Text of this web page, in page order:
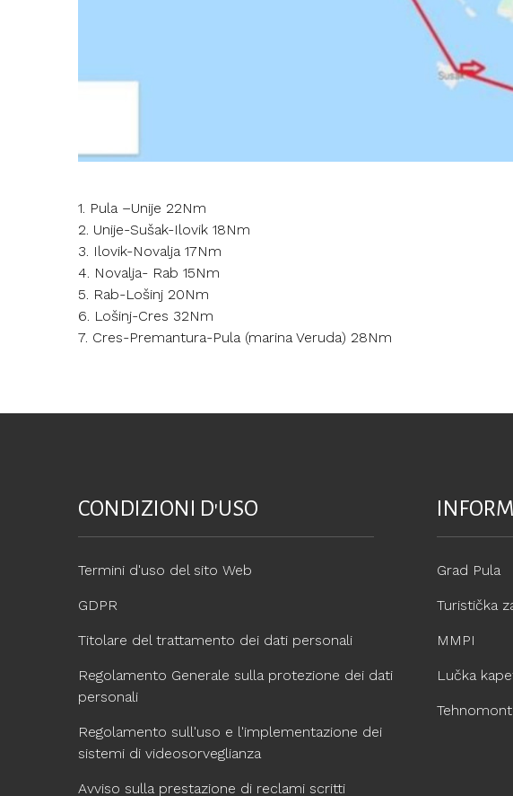
1. Pula –Unije 22Nm
2. Unije-Sušak-Ilovik 18Nm
3. Ilovik-Novalja 17Nm
4. Novalja- Rab 15Nm
5. Rab-Lošinj 20Nm
6. Lošinj-Cres 32Nm
7. Cres-Premantura-Pula (marina Veruda) 28Nm
CONDIZIONI D'USO
Termini d'uso del sito Web
GDPR
Titolare del trattamento dei dati personali
Regolamento Generale sulla protezione dei dati
personali
Regolamento sull'uso e l'implementazione dei
sistemi di videosorveglianza
Avviso sulla prestazione di reclami scritti
Grad Pula
Turistička
MMPI
Lučka